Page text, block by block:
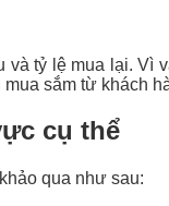
tỷ lệ mua lại.
sắm từ khách
cụ thể
qua như sau: